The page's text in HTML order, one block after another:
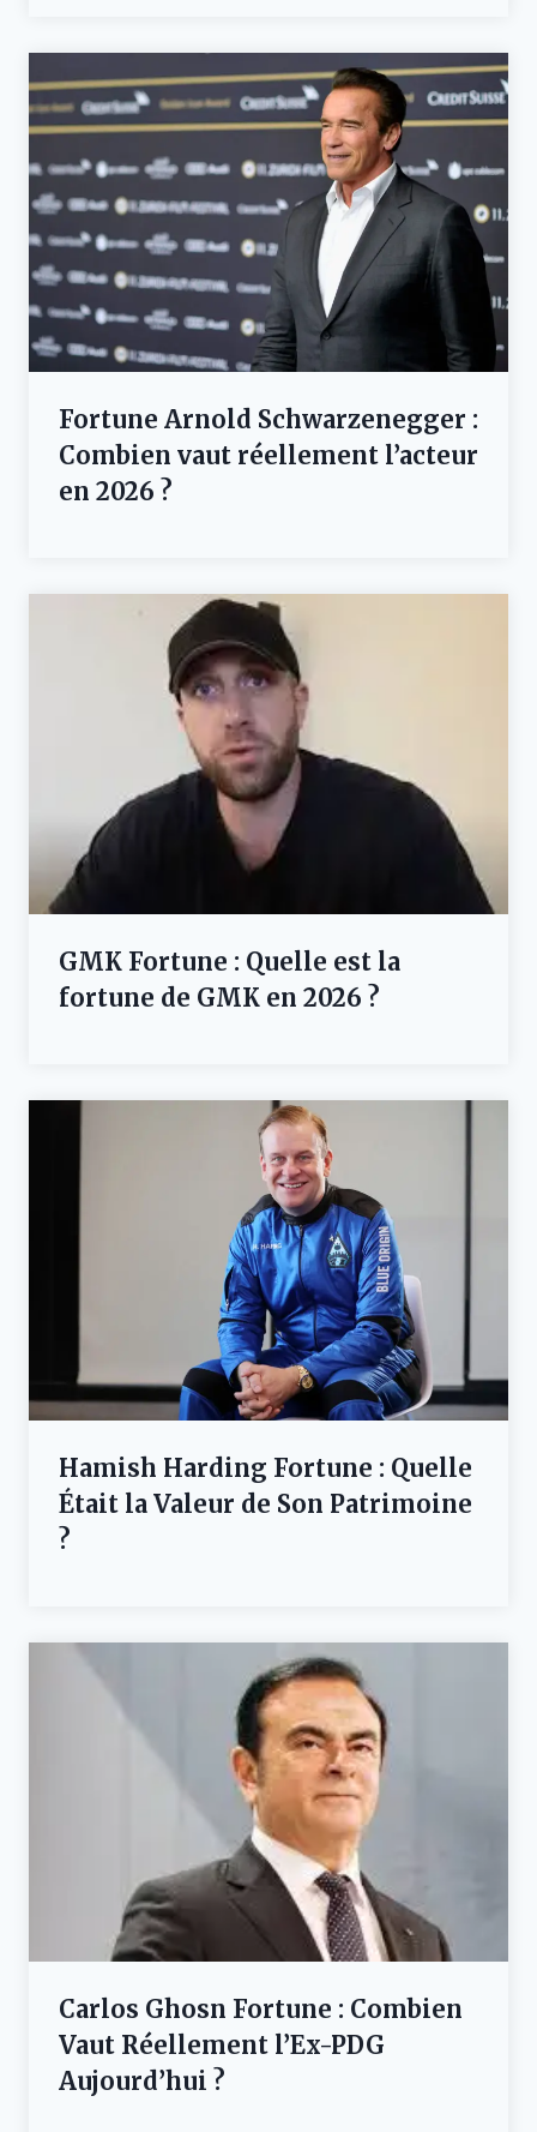
Fortune Arnold Schwarzenegger :
Combien vaut réellement l’acteur
en 2026 ?
GMK Fortune : Quelle est la
fortune de GMK en 2026 ?
Hamish Harding Fortune : Quelle
Était la Valeur de Son Patrimoine
?
Carlos Ghosn Fortune : Combien
Vaut Réellement l’Ex-PDG
Aujourd’hui ?